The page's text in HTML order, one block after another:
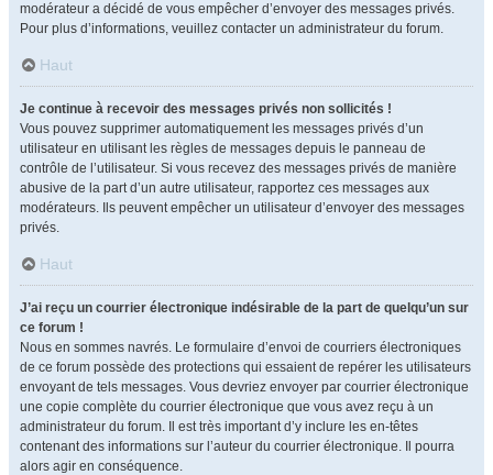
modérateur a décidé de vous empêcher d’envoyer des messages privés.
Pour plus d’informations, veuillez contacter un administrateur du forum.
Haut
Je continue à recevoir des messages privés non sollicités !
Vous pouvez supprimer automatiquement les messages privés d’un
utilisateur en utilisant les règles de messages depuis le panneau de
contrôle de l’utilisateur. Si vous recevez des messages privés de manière
abusive de la part d’un autre utilisateur, rapportez ces messages aux
modérateurs. Ils peuvent empêcher un utilisateur d’envoyer des messages
privés.
Haut
J’ai reçu un courrier électronique indésirable de la part de quelqu’un sur
ce forum !
Nous en sommes navrés. Le formulaire d’envoi de courriers électroniques
de ce forum possède des protections qui essaient de repérer les utilisateurs
envoyant de tels messages. Vous devriez envoyer par courrier électronique
une copie complète du courrier électronique que vous avez reçu à un
administrateur du forum. Il est très important d’y inclure les en-têtes
contenant des informations sur l’auteur du courrier électronique. Il pourra
alors agir en conséquence.